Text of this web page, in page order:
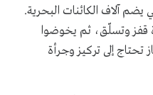
آلاف الكائنات البحرية.
قفز وتسلّق، ثم يخوضوا
تحتاج إلى تركيز وجرأة